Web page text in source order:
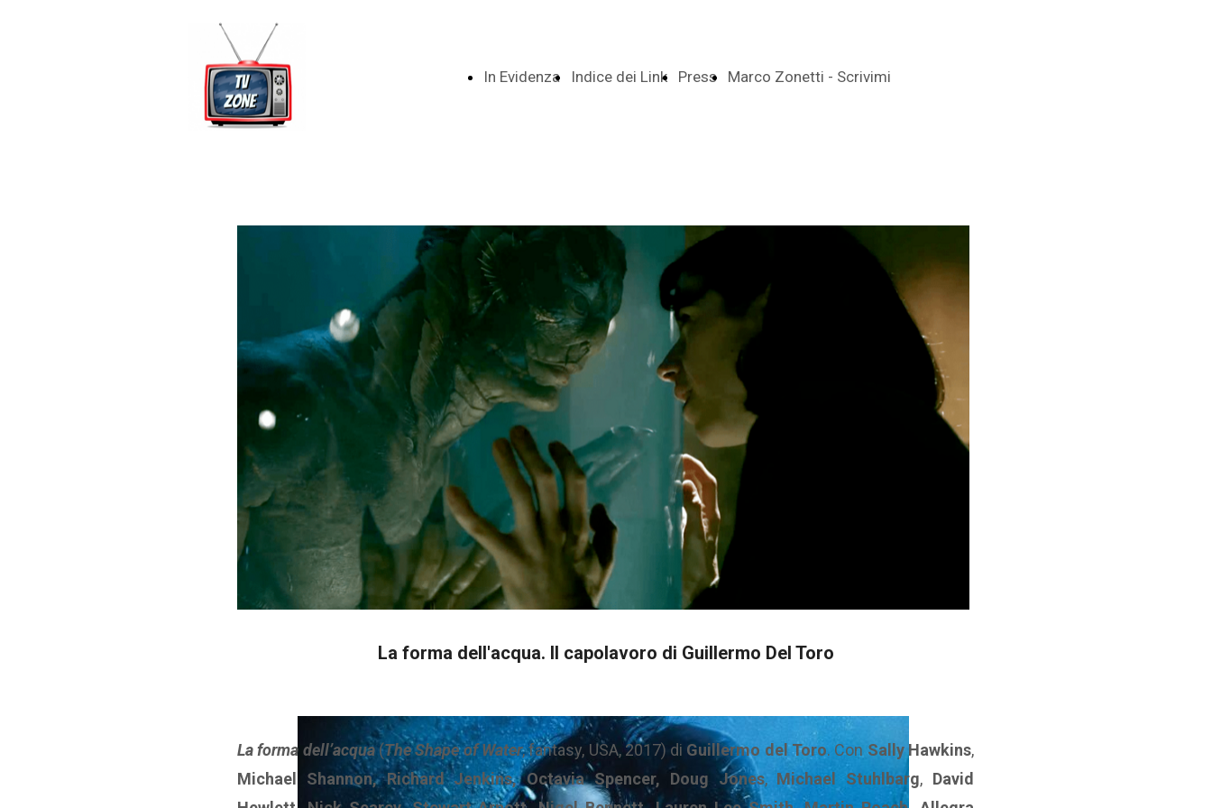
In Evidenza Indice dei Link Press Marco Zonetti - Scrivimi
La forma dell'acqua. Il capolavoro di Guillermo Del Toro
La forma dell’acqua(The Shape of Water, fantasy, USA, 2017) di Guillermo del Toro. Con Sally Hawkins,
Michael Shannon, Richard Jenkins, Octavia Spencer, Doug Jones, Michael Stuhlbarg, David